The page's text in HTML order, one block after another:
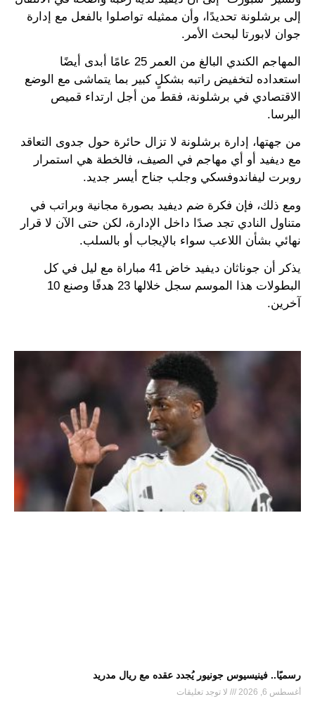
إلى برشلونة تحديدًا، وأن ممثيله تواصلوا بالفعل مع إدارة
جوان لابورتا لبحث الأمر.
المهاجم الكندي البالغ من العمر 25 عامًا أبدى أيضًا
استعداده لتخفيض راتبه بشكلٍ كبير بما يتماشى مع الوضع
الاقتصادي في برشلونة، فقط من أجل ارتداء قميص
البرسا.
من جهتها، إدارة برشلونة لا تزال حائرة حول جدوى التعاقد
مع ديفيد أو أي مهاجم في الصيف، فالخطة هي استمرار
روبرت ليفاندوفسكي وجلب جناح أيسر جديد.
ومع ذلك، فإن فكرة ضم ديفيد بصورة مجانية وبراتب في
متناول النادي تجد صدًا داخل الإدارة، لكن حتى الآن لا قرار
نهائي بشأن اللاعب سواء بالإيجاب أو بالسلب.
يذكر أن جوناثان ديفيد خاض 41 مباراة مع ليل في كل
البطولات هذا الموسم سجل خلالها 23 هدفًا وصنع 10
آخرين.
رسميًا.. فينيسيوس جونيور يُجدد عقده مع ريال مدريد
أغسطس 6, 2026 لا توجد تعليقات